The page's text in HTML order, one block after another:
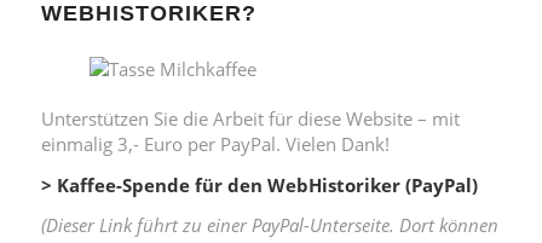
WEBHISTORIKER?
Unterstützen Sie die Arbeit für diese Website – mit
einmalig 3,- Euro per PayPal. Vielen Dank!
> Kaffee-Spende für den WebHistoriker (PayPal)
(Dieser Link führt zu einer PayPal-Unterseite. Dort können